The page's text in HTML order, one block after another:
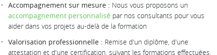
Accompagnement sur mesure : Nous vous proposons un
accompagnement personnalisé par nos consultants pour vous
aider dans vos projets au-delà de la formation
Valorisation professionnelle : Remise d'un diplôme, d'une
attestation et d'une certification, suivant les formations effectuées,